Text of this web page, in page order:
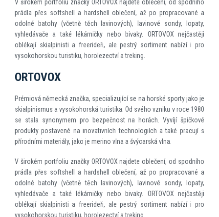
V širokém portfoliu značky ORTOVOX najdete oblečení, od spodního
prádla přes softshell a hardshell oblečení, až po propracované a
odolné batohy (včetně těch lavinových), lavinové sondy, lopaty,
vyhledávače a také lékárničky nebo bivaky. ORTOVOX nejčastěji
oblékají skialpinisti a freerideři, ale pestrý sortiment nabízí i pro
vysokohorskou turistiku, horolezectví a treking.
ORTOVOX
Prémiová německá značka, specializující se na horské sporty jako je
skialpinismus a vysokohorská turistika. Od svého vzniku v roce 1980
se stala synonymem pro bezpečnost na horách. Vyvíjí špičkové
produkty postavené na inovativních technologiích a také pracují s
přírodními materiály, jako je merino vlna a švýcarská vlna.
V širokém portfoliu značky ORTOVOX najdete oblečení, od spodního
prádla přes softshell a hardshell oblečení, až po propracované a
odolné batohy (včetně těch lavinových), lavinové sondy, lopaty,
vyhledávače a také lékárničky nebo bivaky. ORTOVOX nejčastěji
oblékají skialpinisti a freerideři, ale pestrý sortiment nabízí i pro
vysokohorskou turistiku, horolezectví a treking.